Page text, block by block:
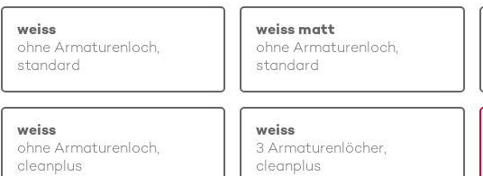
weiss
ohne Armaturenloch,
standard
weiss matt
ohne Armaturenloch,
standard
weiss
ohne Armaturenloch,
cleanplus
weiss
3 Armaturenlöcher,
cleanplus